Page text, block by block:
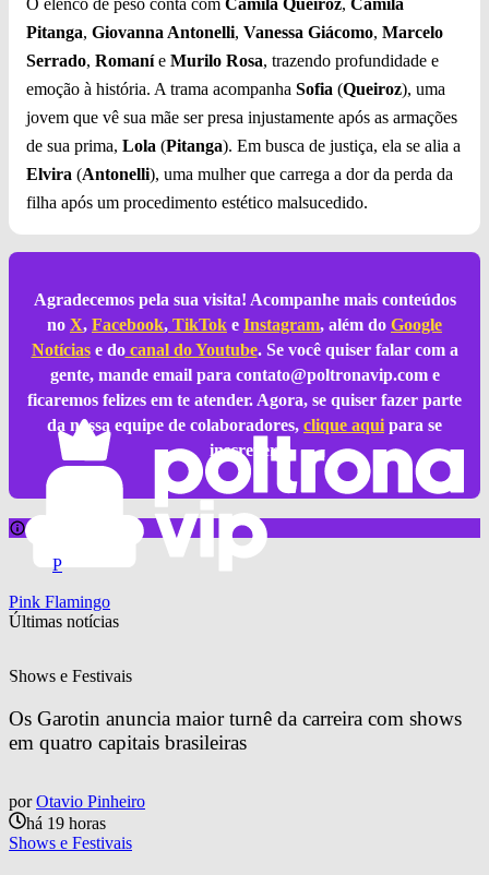
O elenco de peso conta com Camila Queiroz, Camila
Pitanga, Giovanna Antonelli, Vanessa Giácomo, Marcelo
Serrado, Romaníe Murilo Rosa, trazendo profundidade e
emoção à história. A trama acompanha Sofia (Queiroz), uma
jovem que vê sua mãe ser presa injustamente após as armações
de sua prima, Lola (Pitanga). Em busca de justiça, ela se alia a
Elvira (Antonelli), uma mulher que carrega a dor da perda da
filha após um procedimento estético malsucedido.
Agradecemos pela sua visita! Acompanhe mais conteúdos
no X, Facebook, TikTok e Instagram, além do Google
Notíciase docanal do Youtube. Se você quiser falar com a
gente, mande email para contato@poltronavip.come
ficaremos felizes em te atender. Agora, se quiser fazer parte
da nossa equipe de colaboradores, clique aqui para se
inscrever.
notícia sobre
P
Pink Flamingo
Últimas notícias
Shows e Festivais
Os Garotin anuncia maior turnê da carreira com shows
em quatro capitais brasileiras
por Otavio Pinheiro
há 19 horas
Shows e Festivais